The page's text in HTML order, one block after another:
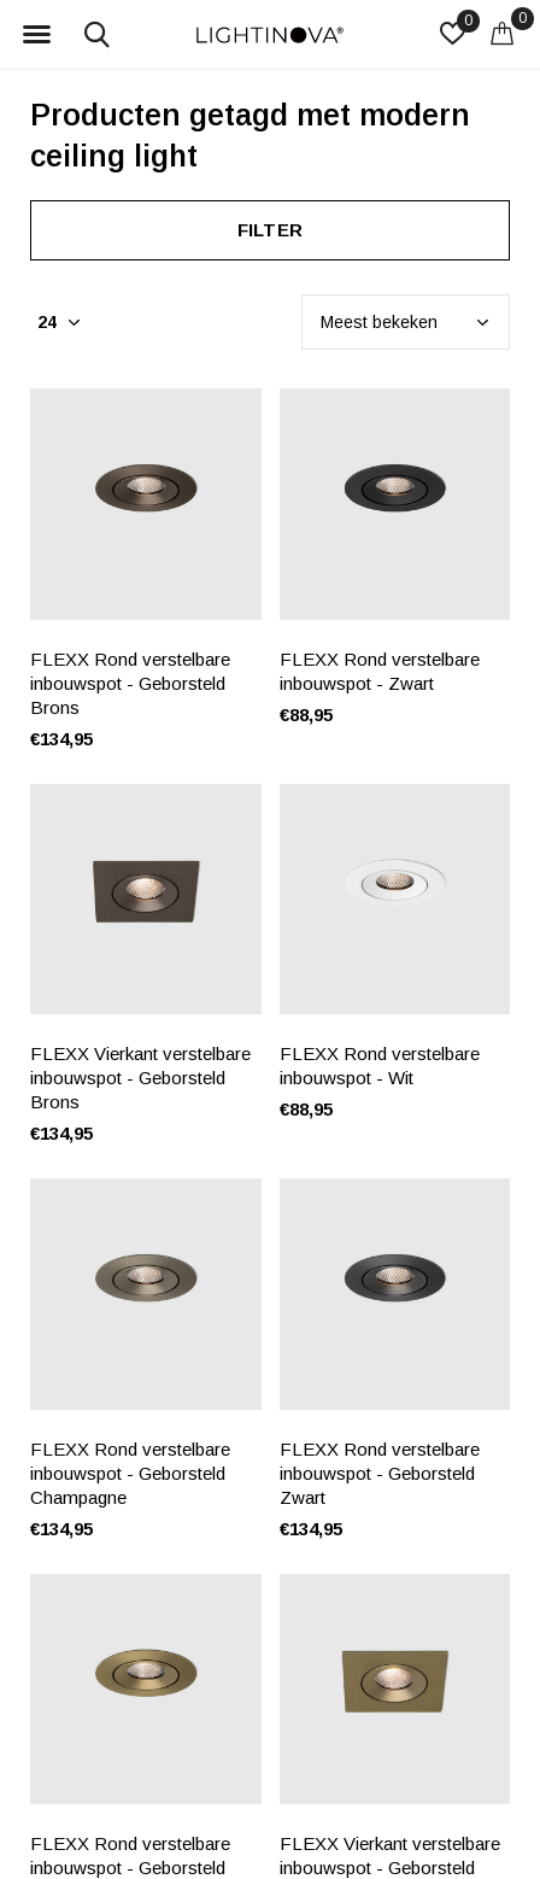
0 0
Producten getagd met modern
ceiling light
FILTER
FLEXX Rond verstelbare
inbouwspot - Geborsteld
Brons
€134,95
FLEXX Rond verstelbare
inbouwspot - Zwart
€88,95
FLEXX Vierkant verstelbare
inbouwspot - Geborsteld
Brons
€134,95
FLEXX Rond verstelbare
inbouwspot - Wit
€88,95
FLEXX Rond verstelbare
inbouwspot - Geborsteld
Champagne
€134,95
FLEXX Rond verstelbare
inbouwspot - Geborsteld
Zwart
€134,95
FLEXX Rond verstelbare
inbouwspot - Geborsteld
FLEXX Vierkant verstelbare
inbouwspot - Geborsteld